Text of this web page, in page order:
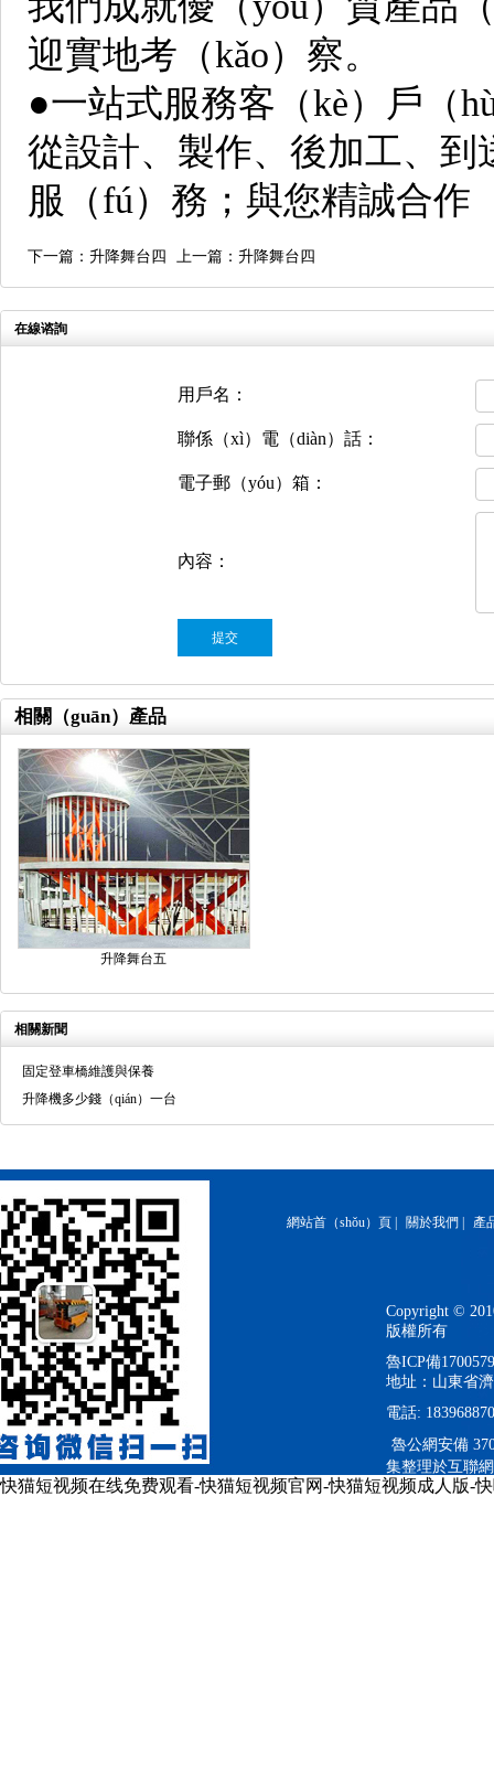
迎實地考（kǎo）察。
●一站式服務客（kè）戶（
從設計、製作、後加工、到
服（fú）務；與您精誠合作
下一篇：升降舞台四 上一篇：升降舞台四
在線谘詢
用戶名：
聯係（xì）電（diàn）話：
電子郵（yóu）箱：
內容：
相關（guān）產品
升降舞台五
相關新聞
固定登車橋維護與保養
升降機多少錢（qián）一台
網站首（shǒu）頁 關於我們 產
Copyright ©
版權所有
魯ICP備
地址：山東省
電話:
魯公網安備
集整理於互聯
（非商業用途
快猫短视频在线免费观看-快猫短视频官网-快猫短视频成人版-